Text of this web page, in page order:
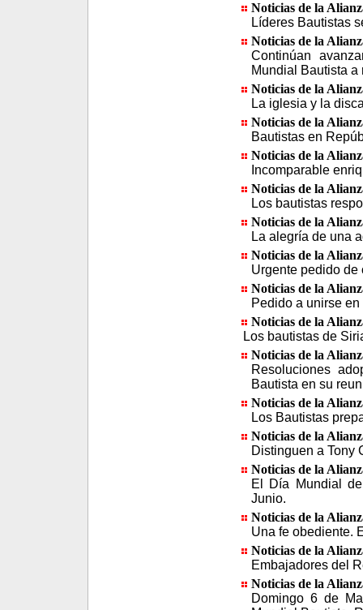
Noticias de la
Líderes Bautistas
Noticias de la
Continúan
Mundial Bautista
Noticias de la
La iglesia y la
Noticias de la
Bautistas en
Noticias de la
Incomparable
Noticias de la
Los bautistas
Noticias de la
La alegría de una
Noticias de la
Urgente pedido de
Noticias de la
Pedido a unirse
Noticias de la
Los bautistas de
Noticias de la
Resoluciones
Bautista en su
Noticias de la
Los Bautistas
Noticias de la
Distinguen a Tony
Noticias de la
El Día Mundial
Junio.
Noticias de la
Una fe obediente.
Noticias de la
Embajadores del
Noticias de la
Domingo 6 de